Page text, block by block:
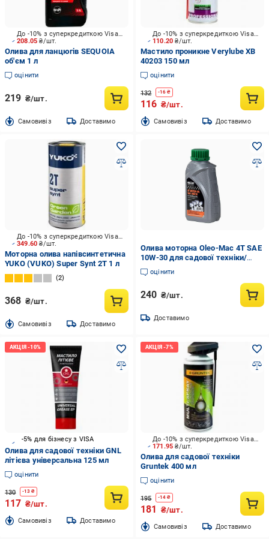
208.05₴/шт.
До -10% з суперкредиткою Visa Вигода
Олива для ланцюгів SEQUOIA
об'єм 1 л
оцінити
219 ₴/шт.
Cамовивіз Доставимо
110.20₴/шт.
До -10% з суперкредиткою Visa Вигода
Мастило проникне Verylube XB
40203 150 мл
оцінити
132 -16 ₴
116 ₴/шт.
Cамовивіз Доставимо
349.60₴/шт.
До -10% з суперкредиткою Visa Вигода
Моторна олива напівсинтетична
YUKO (VUKO) Super Synt 2T 1 л
2
368 ₴/шт.
Cамовивіз Доставимо
Олива моторна Oleo-Mac 4T SAE
10W-30 для садової техніки/
генераторів (001001550)
оцінити
240 ₴/шт.
Доставимо
-5% для бізнесу з VISA
Олива для садової техніки GNL
літієва універсальна 125 мл
оцінити
130 -13 ₴
117 ₴/шт.
Cамовивіз Доставимо
171.95₴/шт.
До -10% з суперкредиткою Visa Вигода
Олива для садової техніки
Gruntek 400 мл
оцінити
195 -14 ₴
181 ₴/шт.
Cамовивіз Доставимо